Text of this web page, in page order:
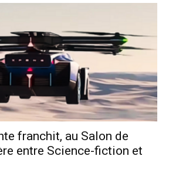
franchit, au Salon de
entre Science-fiction et